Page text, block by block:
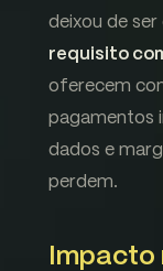
deixou de ser
requisito
oferecem
pagamentos
dados e
perdem.
Impacto